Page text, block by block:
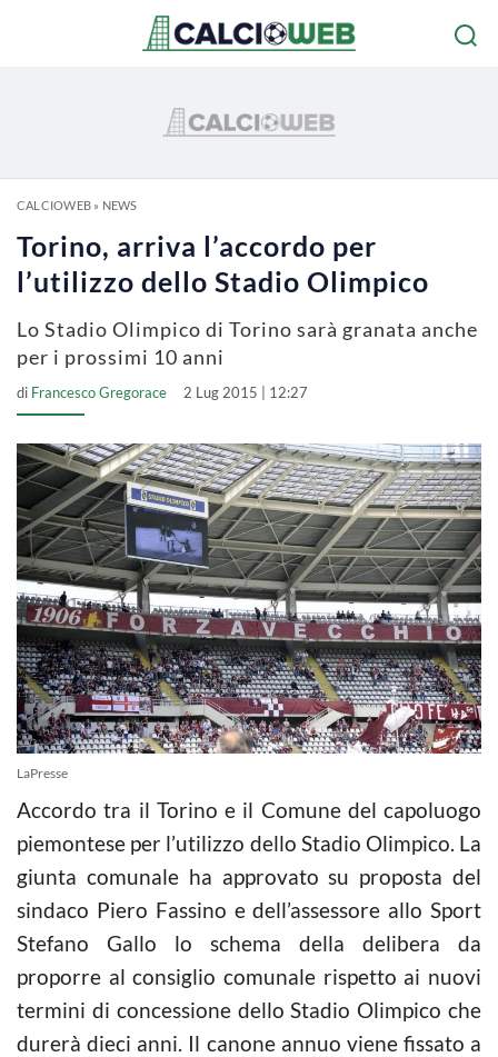
CALCIOWEB» NEWS
Torino, arriva l’accordo per
l’utilizzo dello Stadio Olimpico
Lo Stadio Olimpico di Torino sarà granata anche
per i prossimi 10 anni
di Francesco Gregorace 2 Lug 2015 | 12:27
LaPresse
Accordo tra il Torino e il Comune del capoluogo
piemontese per l’utilizzo dello Stadio Olimpico. La
giunta comunale ha approvato su proposta del
sindaco Piero Fassino e dell’assessore allo Sport
Stefano Gallo lo schema della delibera da
proporre al consiglio comunale rispetto ai nuovi
termini di concessione dello Stadio Olimpico che
durerà dieci anni. Il canone annuo viene fissato a